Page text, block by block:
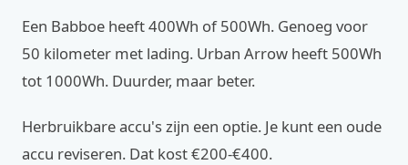
Een Babboe heeft 400Wh of 500Wh. Genoeg voor
50 kilometer met lading. Urban Arrow heeft 500Wh
tot 1000Wh. Duurder, maar beter.
Herbruikbare accu's zijn een optie. Je kunt een oude
accu reviseren. Dat kost €200-€400.